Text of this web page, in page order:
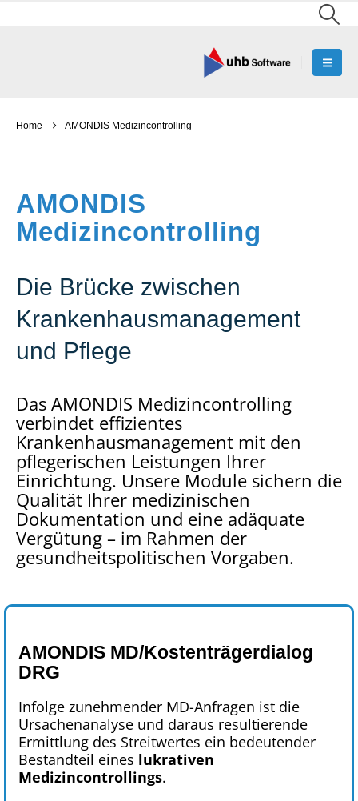
Home AMONDIS Medizincontrolling
AMONDIS
Medizincontrolling
Die Brücke zwischen
Krankenhausmanagement
und Pflege
Das AMONDIS Medizincontrolling
verbindet effizientes
Krankenhausmanagement mit den
pflegerischen Leistungen Ihrer
Einrichtung. Unsere Module sichern die
Qualität Ihrer medizinischen
Dokumentation und eine adäquate
Vergütung – im Rahmen der
gesundheitspolitischen Vorgaben.
AMONDIS MD/Kostenträgerdialog
DRG
Infolge zunehmender MD-Anfragen ist die
Ursachenanalyse und daraus resultierende
Ermittlung des Streitwertes ein bedeutender
Bestandteil eines lukrativen
Medizincontrollings.